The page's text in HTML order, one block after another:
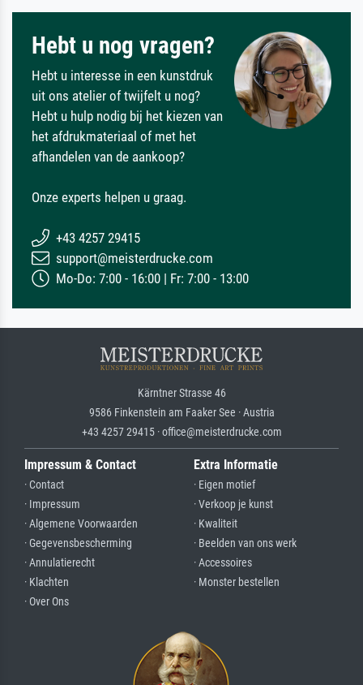
Hebt u nog vragen?
Hebt u interesse in een kunstdruk
uit ons atelier of twijfelt u nog?
Hebt u hulp nodig bij het kiezen van
het afdrukmateriaal of met het
afhandelen van de aankoop?
Onze experts helpen u graag.
+43 4257 29415
support@meisterdrucke.com
Mo-Do: 7:00 - 16:00 | Fr: 7:00 - 13:00
Kärntner Strasse 46
9586 Finkenstein am Faaker See · Austria
+43 4257 29415 · office@meisterdrucke.com
Impressum & Contact
· Contact
· Impressum
· Algemene Voorwaarden
· Gegevensbescherming
· Annulatierecht
· Klachten
· Over Ons
Extra Informatie
· Eigen motief
· Verkoop je kunst
· Kwaliteit
· Beelden van ons werk
· Accessoires
· Monster bestellen